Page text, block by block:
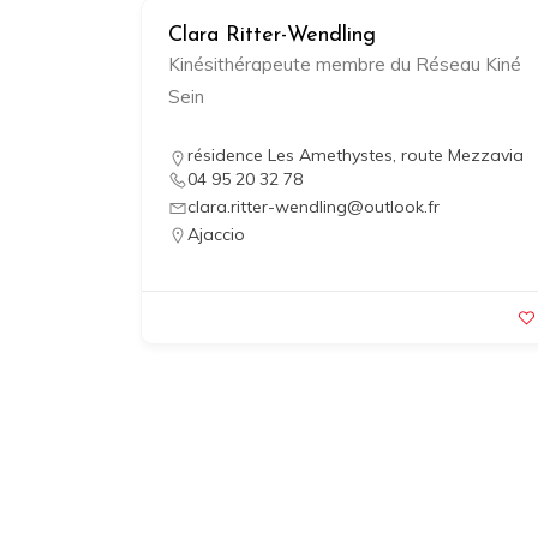
Clara Ritter-Wendling
Kinésithérapeute membre du Réseau Kiné
Sein
résidence Les Amethystes, route Mezzavia
04 95 20 32 78
clara.ritter-wendling@outlook.fr
Ajaccio